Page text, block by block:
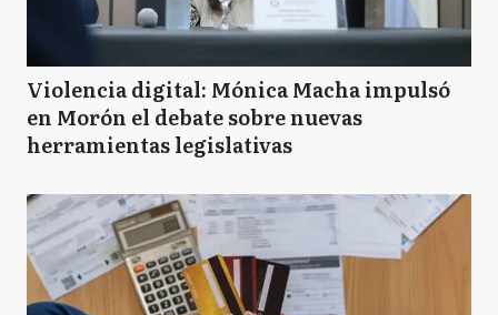
Violencia digital: Mónica Macha impulsó
en Morón el debate sobre nuevas
herramientas legislativas